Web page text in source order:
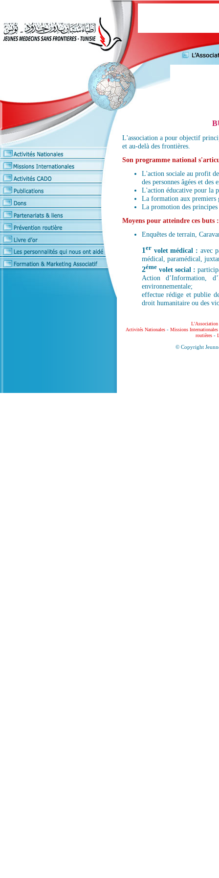
L'association a pour objectif
et au-delà des frontières.
Son programme national
L'action sociale au profit
des personnes âgées et des
L'action éducative pour la
La formation aux premiers
La promotion des
Moyens pour atteindre ces buts :
Enquêtes de terrain,
1er volet médical : avec
médical, paramédical,
2éme volet social :
Action d’Information,
environnementale;
effectue rédige et publie
droit humanitaire ou des
L'Association
Activités Nationales - Missions Internationales
routières-
© Copyright